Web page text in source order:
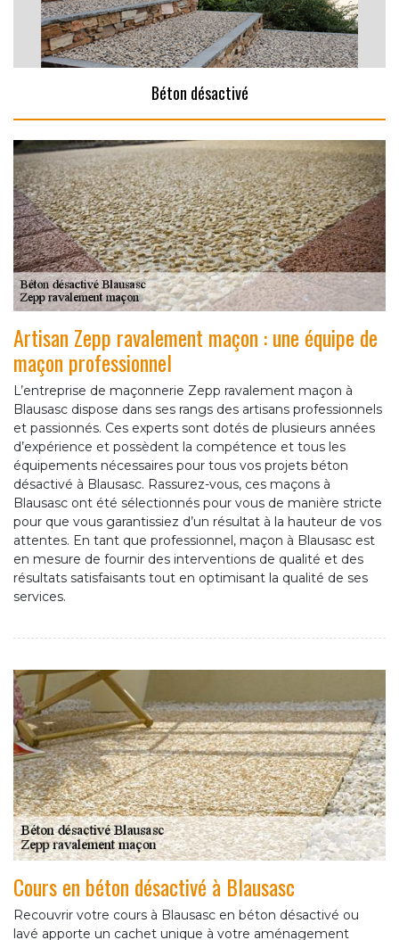
Béton désactivé
Artisan Zepp ravalement maçon : une équipe de
maçon professionnel
L’entreprise de maçonnerie Zepp ravalement maçon à
Blausasc dispose dans ses rangs des artisans professionnels
et passionnés. Ces experts sont dotés de plusieurs années
d’expérience et possèdent la compétence et tous les
équipements nécessaires pour tous vos projets béton
désactivé à Blausasc. Rassurez-vous, ces maçons à
Blausasc ont été sélectionnés pour vous de manière stricte
pour que vous garantissiez d’un résultat à la hauteur de vos
attentes. En tant que professionnel, maçon à Blausasc est
en mesure de fournir des interventions de qualité et des
résultats satisfaisants tout en optimisant la qualité de ses
services.
Cours en béton désactivé à Blausasc
Recouvrir votre cours à Blausasc en béton désactivé ou
lavé apporte un cachet unique à votre aménagement